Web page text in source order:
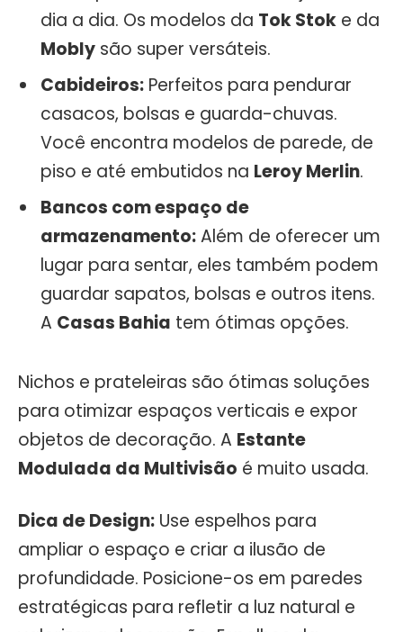
dia a dia. Os modelos da Tok Stok e da
Mobly são super versáteis.
Cabideiros: Perfeitos para pendurar
casacos, bolsas e guarda-chuvas.
Você encontra modelos de parede, de
piso e até embutidos na Leroy Merlin.
Bancos com espaço de
armazenamento:Além de oferecer um
lugar para sentar, eles também podem
guardar sapatos, bolsas e outros itens.
A Casas Bahia tem ótimas opções.
Nichos e prateleiras são ótimas soluções
para otimizar espaços verticais e expor
objetos de decoração. A Estante
Modulada da Multivisão é muito usada.
Dica de Design: Use espelhos para
ampliar o espaço e criar a ilusão de
profundidade. Posicione-os em paredes
estratégicas para refletir a luz natural e